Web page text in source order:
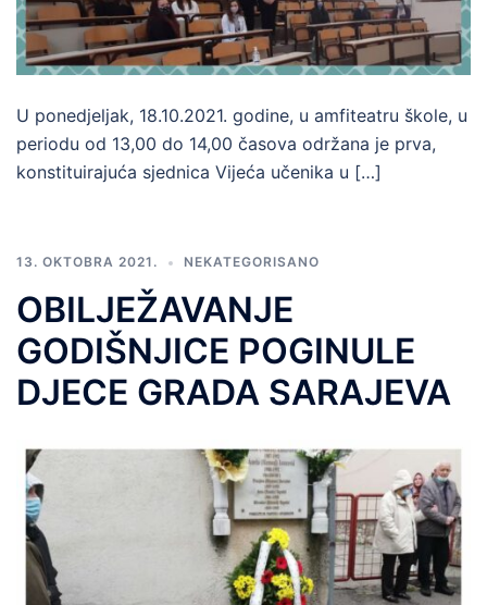
U ponedjeljak, 18.10.2021. godine, u amfiteatru škole, u
periodu od 13,00 do 14,00 časova održana je prva,
konstituirajuća sjednica Vijeća učenika u […]
13. OKTOBRA 2021. NEKATEGORISANO
OBILJEŽAVANJE
GODIŠNJICE POGINULE
DJECE GRADA SARAJEVA